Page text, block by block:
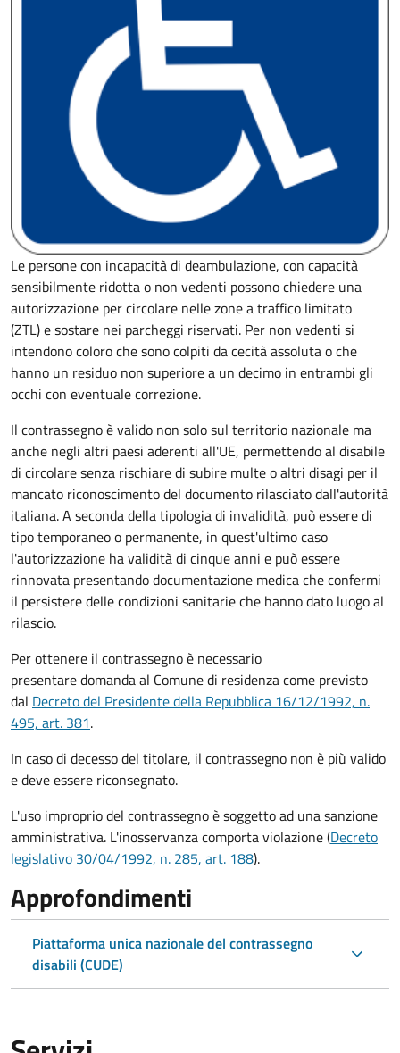
Le persone con incapacità di deambulazione, con capacità
sensibilmente ridotta o non vedenti possono chiedere una
autorizzazione per circolare nelle zone a traffico limitato
(ZTL) e sostare nei parcheggi riservati. Per non vedenti si
intendono coloro che sono colpiti da cecità assoluta o che
hanno un residuo non superiore a un decimo in entrambi gli
occhi con eventuale correzione.
Il contrassegno è valido non solo sul territorio nazionale ma
anche negli altri paesi aderenti all'UE, permettendo al disabile
di circolare senza rischiare di subire multe o altri disagi per il
mancato riconoscimento del documento rilasciato dall'autorità
italiana. A seconda della tipologia di invalidità, può essere di
tipo temporaneo o permanente, in quest'ultimo caso
l'autorizzazione ha validità di cinque anni e può essere
rinnovata presentando documentazione medica che confermi
il persistere delle condizioni sanitarie che hanno dato luogo al
rilascio.
Per ottenere il contrassegno è necessario
presentare domanda al Comune di residenza come previsto
dal Decreto del Presidente della Repubblica 16/12/1992, n.
495, art. 381.
In caso di decesso del titolare, il contrassegno non è più valido
e deve essere riconsegnato.
L'uso improprio del contrassegno è soggetto ad una sanzione
amministrativa. L'inosservanza comporta violazione (Decreto
legislativo 30/04/1992, n. 285, art. 188).
Approfondimenti
Piattaforma unica nazionale del contrassegno
disabili (CUDE)